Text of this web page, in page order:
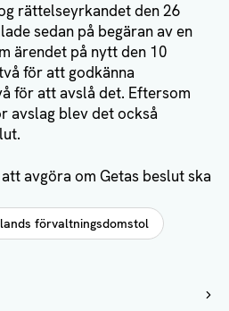
rättelseyrkandet den 26
sedan på begäran av en
ärendet på nytt den 10
för att godkänna
för att avslå det. Eftersom
avslag blev det också
avgöra om Getas beslut ska
förvaltningsdomstol